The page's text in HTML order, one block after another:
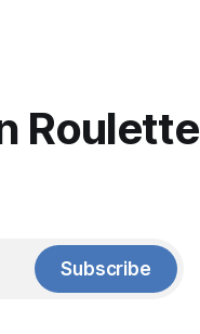
Roulette
Subscribe